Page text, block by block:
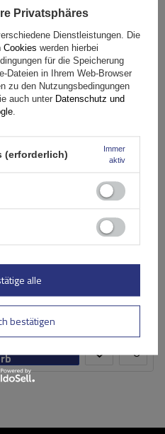
Fahrradträger
22,5 kg
45 kg
Aluminiumkonstruktion
versenden schon am
Privatsphäres
Dienstleistungen. Die
Cookies werden hierbei
für die Speicherung
Dateien in Ihrem Web-Browser
zu den Nutzungsbedingungen
auch unter Datenschutz und
.
(erforderlich)
Immer
aktiv
bestätigen
alle